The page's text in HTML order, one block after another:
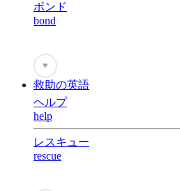
ボンド
bond
♥
救助の英語
ヘルプ
help
レスキュー
rescue